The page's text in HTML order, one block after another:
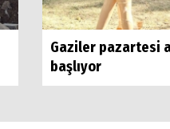
Gaziler pazartesi
başlıyor